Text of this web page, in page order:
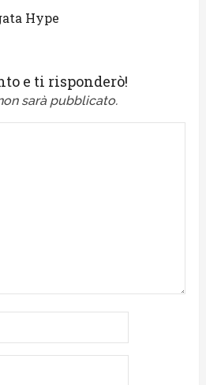
Hype
e ti risponderò!
sarà pubblicato.